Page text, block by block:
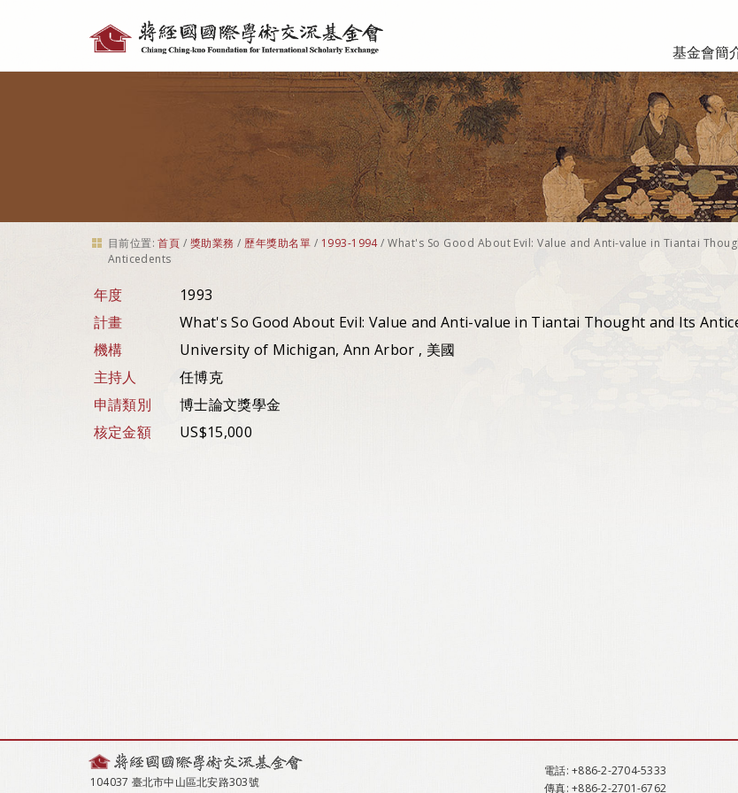
具
基金會簡
目前位置: 首頁 / 獎助業務 / 歷年獎助名單 / 1993-1994 /What's So Good About Evil: Value and Anti-value in Tiantai
Anticedents
年度
1993
計畫
What's So Good About Evil: Value and Anti-value in Tiantai Thought and Its
機構
University of Michigan, Ann Arbor , 美國
主持人
任博克
申請類別
博士論文獎學金
核定金額
US$15,000
104037 臺北市中山區北安路303號
電話: +886-2-2704-5333
傳真: +886-2-2701-6762